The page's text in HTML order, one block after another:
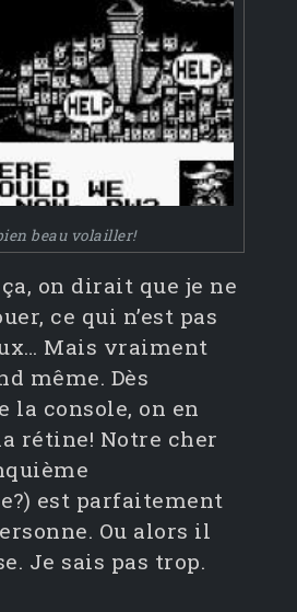
beau volailler!
on dirait que je ne
ce qui n’est pas
Mais vraiment
même. Dès
la console, on en
rétine! Notre cher
est parfaitement
Ou alors il
Je sais pas trop.